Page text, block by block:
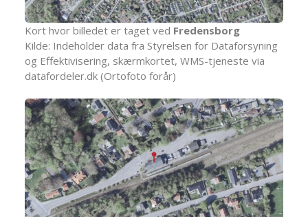
Kort hvor billedet er taget ved Fredensborg
Kilde: Indeholder data fra Styrelsen for Dataforsyning
og Effektivisering, skærmkortet, WMS-tjeneste via
datafordeler.dk (Ortofoto forår)